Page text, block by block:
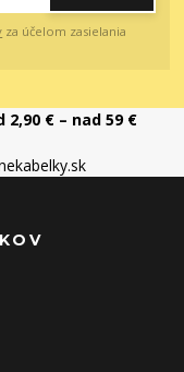
za účelom zasielania
2,90 € – nad 59 €